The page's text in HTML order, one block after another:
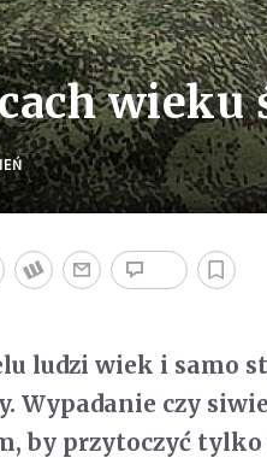
wieku
ludzi wiek i samo
Wypadanie czy
by przytoczyć tylko